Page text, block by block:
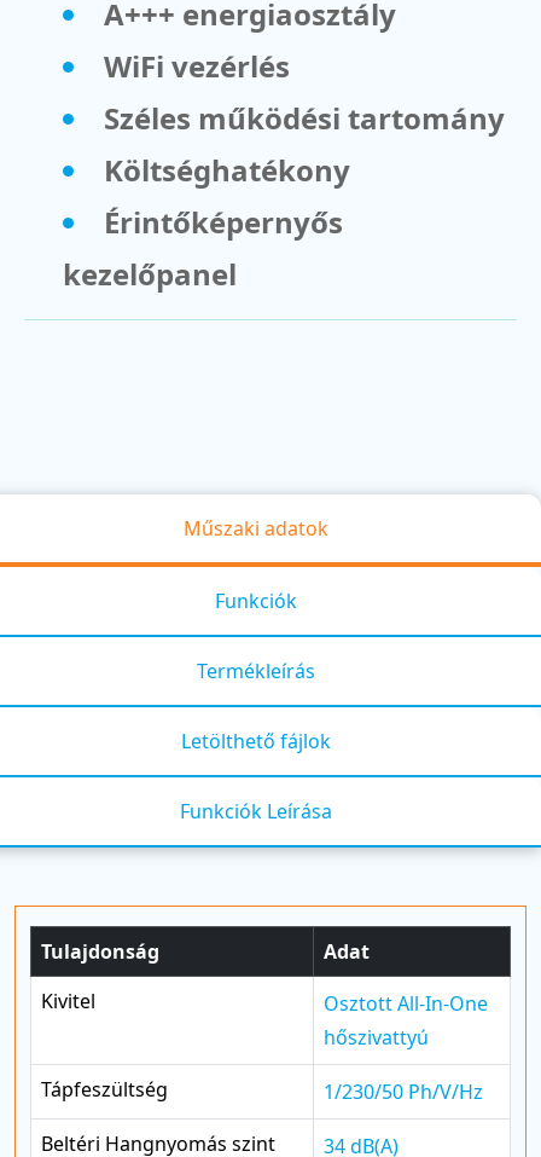
A+++ energiaosztály
WiFi vezérlés
Széles működési tartomány
Költséghatékony
Érintőképernyős
kezelőpanel
Műszaki adatok
Funkciók
Termékleírás
Letölthető fájlok
Funkciók Leírása
Tulajdonság
Adat
Kivitel
Osztott All-In-One
hőszivattyú
Tápfeszültség
1/230/50 Ph/V/Hz
Beltéri Hangnyomás szint
34 dB(A)